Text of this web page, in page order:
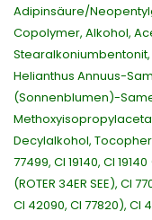
Adipinsäure/
Copolymer, Alkohol,
Helianthus Annuus-
(Sonnenblumen)-
Decylalkohol,
77499, CI 19140, CI
(ROTER 34ER SEE), CI
CI 42090, CI 77820), CI